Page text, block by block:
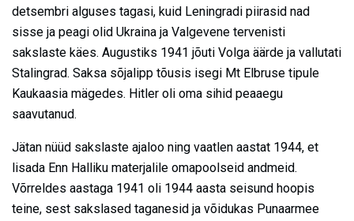
detsembri alguses tagasi, kuid Leningradi piirasid nad
sisse ja peagi olid Ukraina ja Valgevene tervenisti
sakslaste käes. Augustiks 1941 jõuti Volga äärde ja vallutati
Stalingrad. Saksa sõjalipp tõusis isegi Mt Elbruse tipule
Kaukaasia mägedes. Hitler oli oma sihid peaaegu
saavutanud.
Jätan nüüd sakslaste ajaloo ning vaatlen aastat 1944, et
lisada Enn Halliku materjalile omapoolseid andmeid.
Võrreldes aastaga 1941 oli 1944 aasta seisund hoopis
teine, sest sakslased taganesid ja võidukas Punaarmee